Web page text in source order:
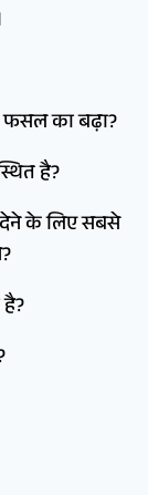
फसल का बढ़ा?
है?
देने के लिए सबसे